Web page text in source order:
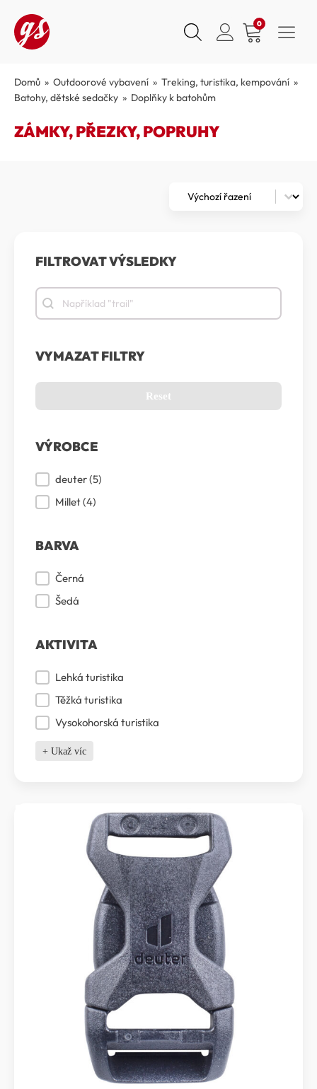
0
Domů » Outdoorové vybavení » Treking, turistika, kempování »
Batohy, dětské sedačky » Doplňky k batohům
ZÁMKY, PŘEZKY, POPRUHY
Zoradenie
Sort content
FILTROVAT VÝSLEDKY
Filtrovat výsledky
Filtrovat výsledky
VYMAZAT FILTRY
Reset
VÝROBCE
Výrobce
deuter(5)
Millet(4)
BARVA
BarvaČerná
Šedá
AKTIVITA
Aktivita
Lehká turistika
Těžká turistika
Vysokohorská turistika
+ Ukaž víc